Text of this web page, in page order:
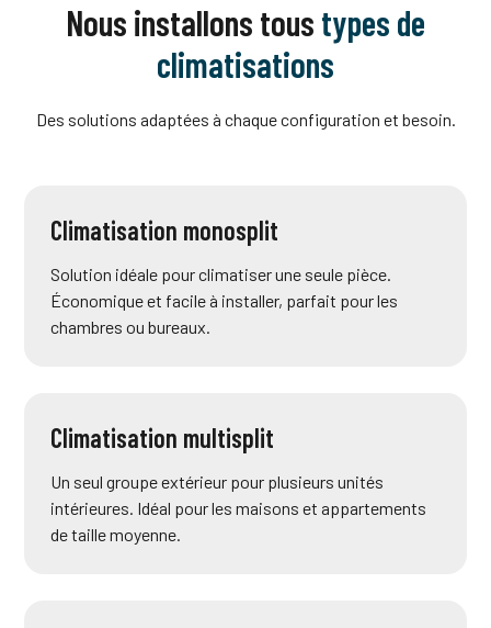
Nous installons tous types de
climatisations
Des solutions adaptées à chaque configuration et besoin.
Climatisation monosplit
Solution idéale pour climatiser une seule pièce.
Économique et facile à installer, parfait pour les
chambres ou bureaux.
Climatisation multisplit
Un seul groupe extérieur pour plusieurs unités
intérieures. Idéal pour les maisons et appartements
de taille moyenne.